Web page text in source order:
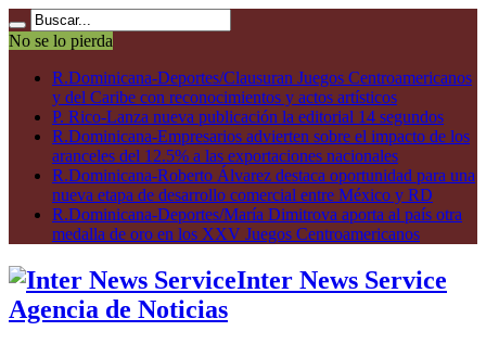
No se lo pierda
R.Dominicana-Deportes/Clausuran Juegos Centroamericanos
y del Caribe con reconocimientos y actos artísticos
P. Rico-Lanza nueva publicación la editorial 14 segundos
R.Dominicana-Empresarios advierten sobre el impacto de los
aranceles del 12.5% a las exportaciones nacionales
R.Dominicana-Roberto Álvarez destaca oportunidad para una
nueva etapa de desarrollo comercial entre México y RD
R.Dominicana-Deportes/María Dimitrova aporta al país otra
medalla de oro en los XXV Juegos Centroamericanos
Inter News Service
Agencia de Noticias